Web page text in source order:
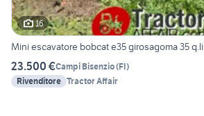
16
Mini escavatore bobcat e35 girosagoma 35 q.li
23.500 €Campi Bisenzio(FI)
Rivenditore Tractor Affair